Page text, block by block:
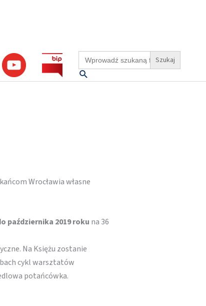
Search
for:
Szukaj
Wrocławia własne
października 2019 roku na 36
Na Księżu zostanie
cykl warsztatów
potańcówka.